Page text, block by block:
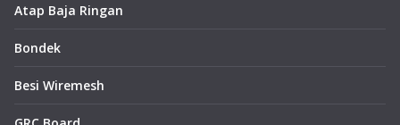
Atap Baja Ringan
Bondek
Besi Wiremesh